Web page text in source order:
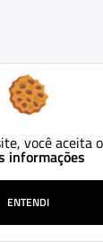
você aceita
informações
ENTENDI